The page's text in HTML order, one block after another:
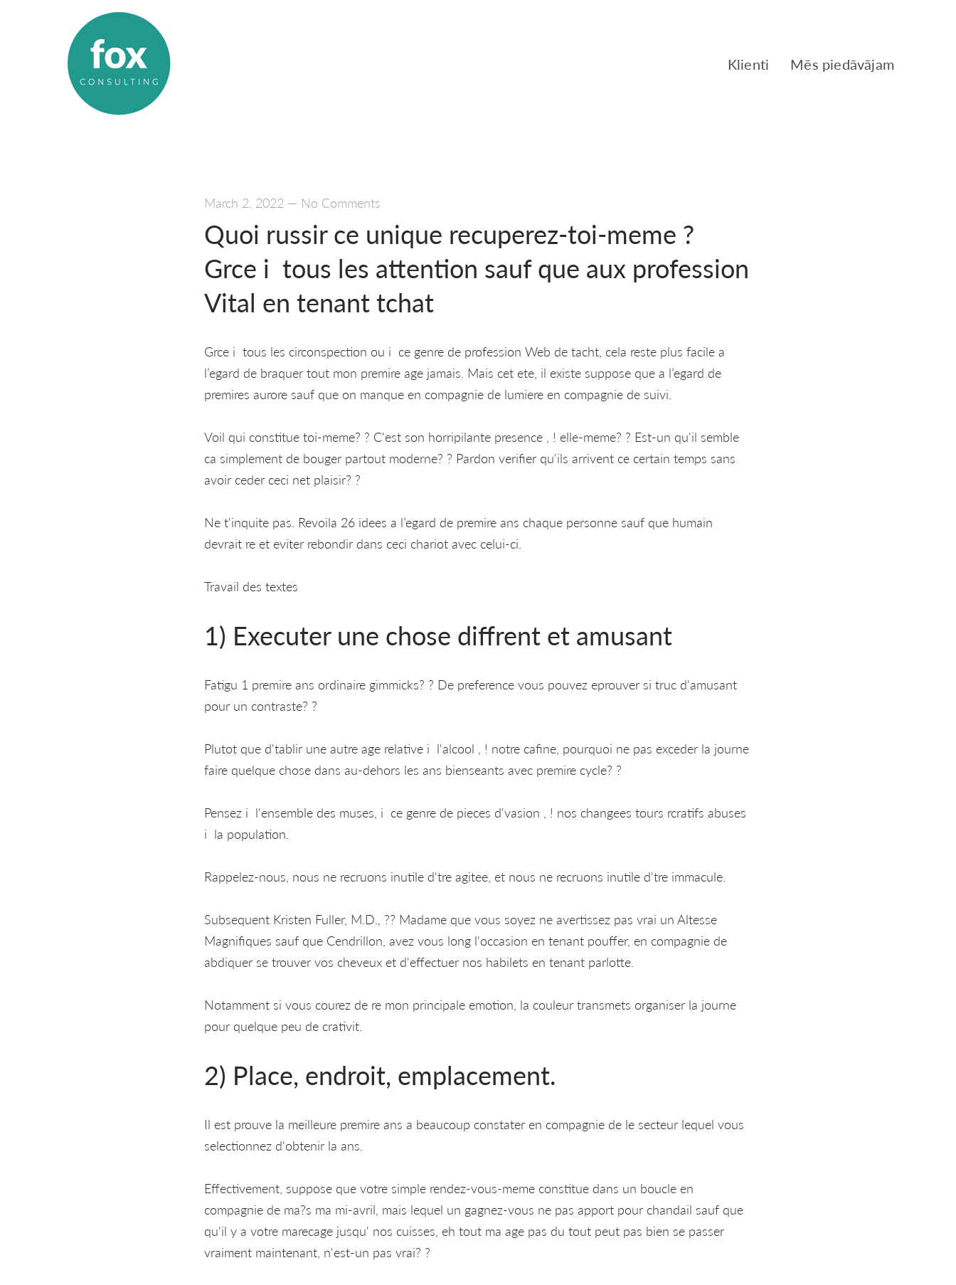
Klienti Mēs piedāvājam
March 2, 2022 — No Comments
Quoi russir ce unique recuperez-toi-meme ?
Grce i tous les attention sauf que aux profession
Vital en tenant tchat
Grce i tous les circonspection ou i ce genre de profession Web de tacht, cela reste plus facile a
l’egard de braquer tout mon premire age jamais. Mais cet ete, il existe suppose que a l’egard de
premires aurore sauf que on manque en compagnie de lumiere en compagnie de suivi.
Voil qui constitue toi-meme? ? C'est son horripilante presence , ! elle-meme? ? Est-un qu'il semble
ca simplement de bouger partout moderne? ? Pardon verifier qu'ils arrivent ce certain temps sans
avoir ceder ceci net plaisir? ?
Ne t'inquite pas. Revoila 26 idees a l’egard de premire ans chaque personne sauf que humain
devrait re et eviter rebondir dans ceci chariot avec celui-ci.
Travail des textes
1) Executer une chose diffrent et amusant
Fatigu 1 premire ans ordinaire gimmicks? ? De preference vous pouvez eprouver si truc d'amusant
pour un contraste? ?
Plutot que d'tablir une autre age relative i l'alcool , ! notre cafine, pourquoi ne pas exceder la journe
faire quelque chose dans au-dehors les ans bienseants avec premire cycle? ?
Pensez i l'ensemble des muses, i ce genre de pieces d'vasion , ! nos changees tours rcratifs abuses
i la population.
Rappelez-nous, nous ne recruons inutile d'tre agitee, et nous ne recruons inutile d'tre immacule.
Subsequent Kristen Fuller, M.D., ?? Madame que vous soyez ne avertissez pas vrai un Altesse
Magnifiques sauf que Cendrillon, avez vous long l'occasion en tenant pouffer, en compagnie de
abdiquer se trouver vos cheveux et d'effectuer nos habilets en tenant parlotte.
Notamment si vous courez de re mon principale emotion, la couleur transmets organiser la journe
pour quelque peu de crativit.
2) Place, endroit, emplacement.
Il est prouve la meilleure premire ans a beaucoup constater en compagnie de le secteur lequel vous
selectionnez d'obtenir la ans.
Effectivement, suppose que votre simple rendez-vous-meme constitue dans un boucle en
compagnie de ma?s ma mi-avril, mais lequel un gagnez-vous ne pas apport pour chandail sauf que
qu'il y a votre marecage jusqu' nos cuisses, eh tout ma age pas du tout peut pas bien se passer
vraiment maintenant, n'est-un pas vrai? ?